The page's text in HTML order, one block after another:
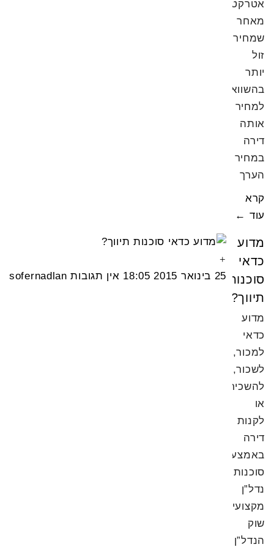
אטרקטיבית
מאחר
שמחירן
זול
יותר
בהשוואה
למחיר
אותה
דירה
במחיר
הערך
קרא
עוד ←
25 בינואר 2015 18:05 אין תגובות sofernadlan
מדוע
כדאי
סוכנות
תיווך?
מדוע
כדאי
למכור,
לשכור,
להשכיר
או
לקנות
דירה
באמצעות
סוכנות
נדל”ן
מקצועית?
שוק
הנדל”ן